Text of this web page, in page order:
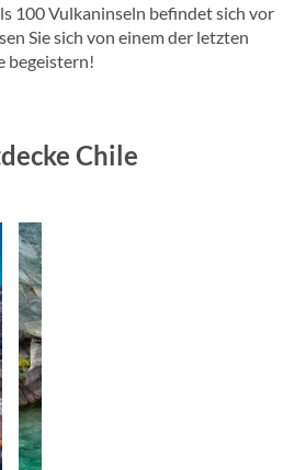
100 Vulkaninseln befindet sich vor
Sie sich von einem der letzten
begeistern!
Chile